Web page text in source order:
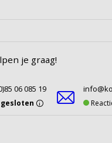
je graag!
06 085 19
gesloten